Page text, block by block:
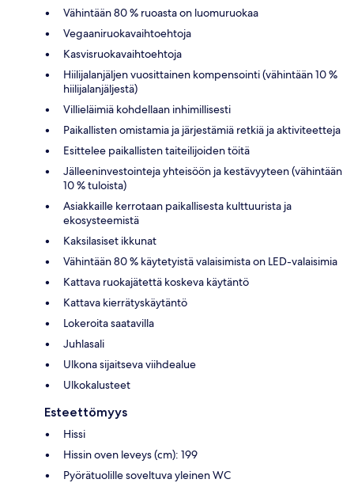
Vähintään 80 % ruoasta on luomuruokaa
Vegaaniruokavaihtoehtoja
Kasvisruokavaihtoehtoja
Hiilijalanjäljen vuosittainen kompensointi (vähintään 10 %
hiilijalanjäljestä)
Villieläimiä kohdellaan inhimillisesti
Paikallisten omistamia ja järjestämiä retkiä ja aktiviteetteja
Esittelee paikallisten taiteilijoiden töitä
Jälleeninvestointeja yhteisöön ja kestävyyteen (vähintään
10 % tuloista)
Asiakkaille kerrotaan paikallisesta kulttuurista ja
ekosysteemistä
Kaksilasiset ikkunat
Vähintään 80 % käytetyistä valaisimista on LED-valaisimia
Kattava ruokajätettä koskeva käytäntö
Kattava kierrätyskäytäntö
Lokeroita saatavilla
Juhlasali
Ulkona sijaitseva viihdealue
Ulkokalusteet
Esteettömyys
Hissi
Hissin oven leveys (cm): 199
Pyörätuolille soveltuva yleinen WC